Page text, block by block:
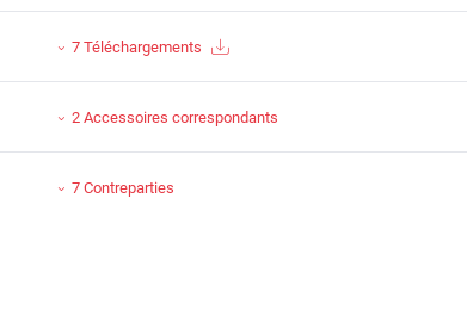
7 Téléchargements
2 Accessoires correspondants
7 Contreparties